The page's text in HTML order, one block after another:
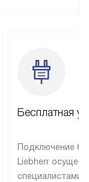
Бесплатная
Подключение
Liebherr
специалистами